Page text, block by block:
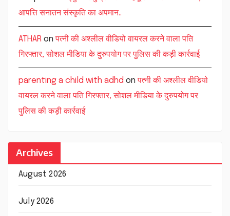
आपत्ति सनातन संस्कृति का अपमान..
ATHAR onपत्नी की अश्लील वीडियो वायरल करने वाला पति
गिरफ्तार, सोशल मीडिया के दुरुपयोग पर पुलिस की कड़ी कार्रवाई
parenting a child with adhd onपत्नी की अश्लील वीडियो
वायरल करने वाला पति गिरफ्तार, सोशल मीडिया के दुरुपयोग पर
पुलिस की कड़ी कार्रवाई
Archives
August 2026
July 2026